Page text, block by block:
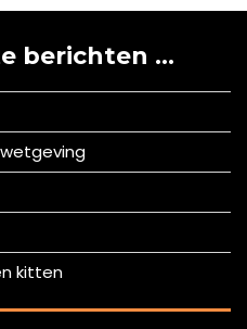
berichten …
kitten